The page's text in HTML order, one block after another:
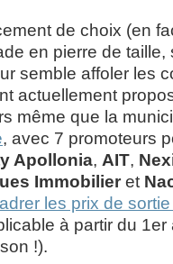
de choix (en
en pierre de
semble affoler les
actuellement
même que la
, avec 7 promoteurs
Apollonia, AIT,
Immobilier et
les prix de
à partir du
!).